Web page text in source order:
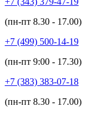
(пн-пт 8.30 - 17.00)
+7 (499) 500-14-19
(пн-пт 9:00 - 17.30)
+7 (383) 383-07-18
(пн-пт 8.30 - 17.00)